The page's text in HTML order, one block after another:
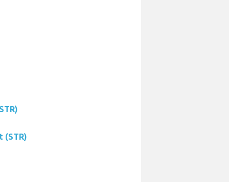
(STR)